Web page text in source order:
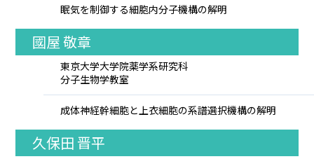
眠気を制御する細胞内分子機構の解明
國屋 敬章
東京大学大学院薬学系研究科
分子生物学教室
成体神経幹細胞と上衣細胞の系譜選択機構の解明
久保田 晋平